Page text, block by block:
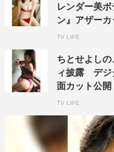
レンダー美
ン』アザー
TV LIFE
ちとせよし
ィ披露 デジ
面カット公
TV LIFE